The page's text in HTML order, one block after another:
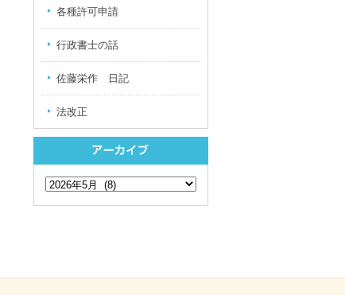
各種許可申請
行政書士の話
佐藤栄作 日記
法改正